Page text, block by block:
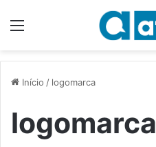
Início / logomarca
logomarca